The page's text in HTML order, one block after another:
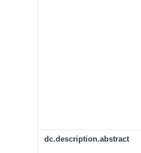
dc.description.abstract